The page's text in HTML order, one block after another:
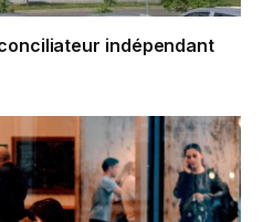
indépendant